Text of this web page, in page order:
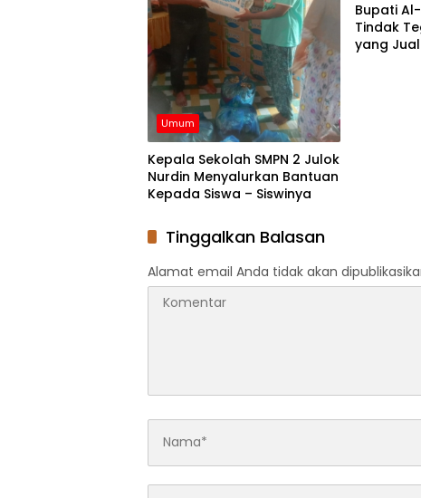
Umum
Kepala Sekolah SMPN 2 Julok
Nurdin Menyalurkan Bantuan
Kepada Siswa – Siswinya
Bupati
Tindak
yang
Tinggalkan Balasan
Alamat email Anda tidak akan